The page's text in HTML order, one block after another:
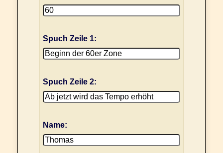
Spuch Zeile 1:
Spuch Zeile 2:
Name: